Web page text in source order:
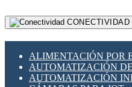
RELÉS DE
SENSORES
SENSORES
TEMPORIZADORES
VARIACS
CONECTORES CABLE
CONECTORES PCB A
DIP SWITCHES
HERRAMIENTAS
ILUMINACIÓN LED
INTERRUPTORES
CONECTIVIDAD
ALIMENTACIÓN POR
AUTOMATIZACIÓN
AUTOMATIZACIÓN